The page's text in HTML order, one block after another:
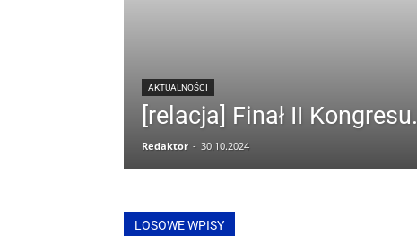
AKTUALNOŚCI
[relacja] Finał II
Redaktor - 30.10.2024
LOSOWE WPISY